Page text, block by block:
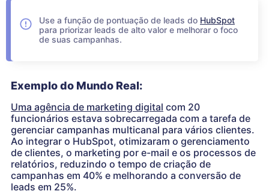
Use a função de pontuação de leads do HubSpot
para priorizar leads de alto valor e melhorar o foco
de suas campanhas.
Exemplo do Mundo Real:
Uma agência de marketing digital com 20
funcionários estava sobrecarregada com a tarefa de
gerenciar campanhas multicanal para vários clientes.
Ao integrar o HubSpot, otimizaram o gerenciamento
de clientes, o marketing por e-mail e os processos de
relatórios, reduzindo o tempo de criação de
campanhas em 40% e melhorando a conversão de
leads em 25%.